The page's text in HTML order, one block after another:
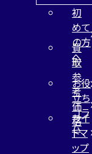
初
めて
の方
へ
買
取
参
考
価
格
お役
立ち
コラ
ム
サイ
トマ
ップ